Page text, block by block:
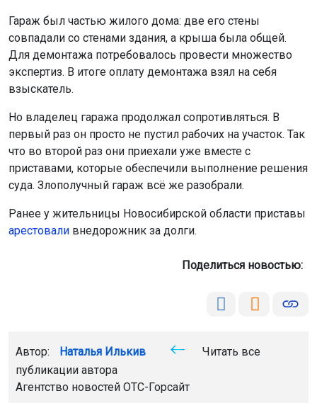
Гараж был частью жилого дома: две его стены
совпадали со стенами здания, а крыша была общей.
Для демонтажа потребовалось провести множество
экспертиз. В итоге оплату демонтажа взял на себя
взыскатель.
Но владелец гаража продолжал сопротивляться. В
первый раз он просто не пустил рабочих на участок. Так
что во второй раз они приехали уже вместе с
приставами, которые обеспечили выполнение решения
суда. Злополучный гараж всё же разобрали.
Ранее у жительницы Новосибирской области приставы
арестовали внедорожник за долги.
Поделиться новостью:
Автор: Наталья Илькив
Читать все
публикации автора
Агентство новостей ОТС-Горсайт